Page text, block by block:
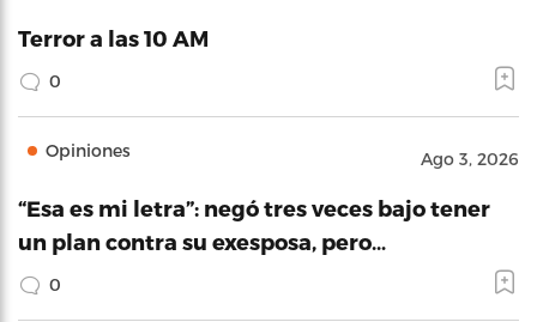
Terror a las 10 AM
0
Opiniones Ago 3, 2026
“Esa es mi letra”: negó tres veces bajo tener
un plan contra su exesposa, pero…
0